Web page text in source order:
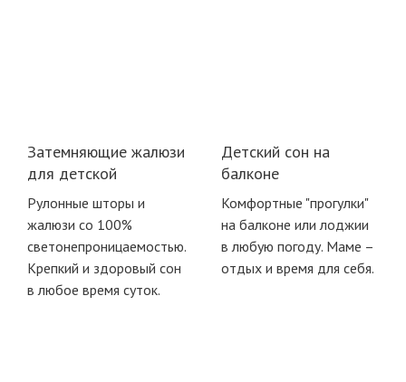
Затемняющие жалюзи
для детской
Рулонные шторы и
жалюзи со 100%
светонепроницаемостью.
Крепкий и здоровый сон
в любое время суток.
Детский сон на
балконе
Комфортные "прогулки"
на балконе или лоджии
в любую погоду. Маме –
отдых и время для себя.